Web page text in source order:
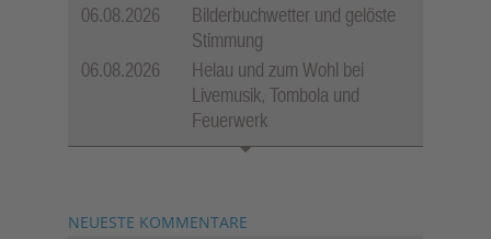
06.08.2026
Bilderbuchwetter und gelöste
Stimmung
06.08.2026
Helau und zum Wohl bei
Livemusik, Tombola und
Feuerwerk
NEUESTE KOMMENTARE